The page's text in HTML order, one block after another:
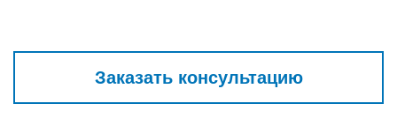
Заказать консультацию